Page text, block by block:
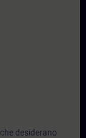
desiderano